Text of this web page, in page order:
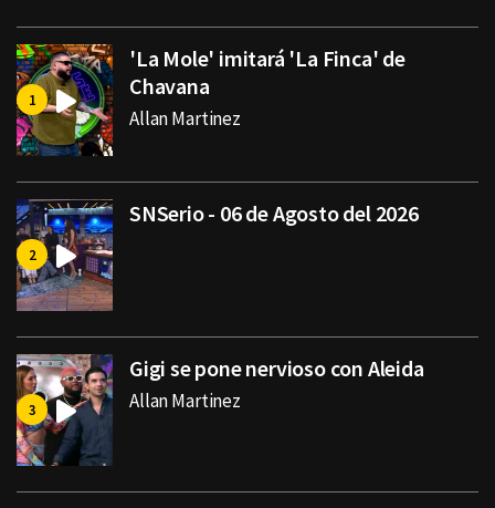
'La Mole' imitará 'La Finca' de
Chavana
Allan Martinez
SNSerio - 06 de Agosto del 2026
Gigi se pone nervioso con Aleida
Allan Martinez